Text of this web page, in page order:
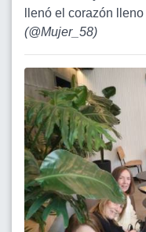
llenó el corazón
(@Mujer_58)